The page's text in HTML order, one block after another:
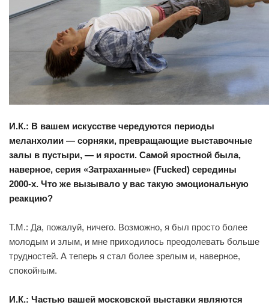
И.К.: В вашем искусстве чередуются периоды
меланхолии — сорняки, превращающие выставочные
залы в пустыри, — и ярости. Самой яростной была,
наверное, серия «Затраханные» (Fucked) середины
2000-х. Что же вызывало у вас такую эмоциональную
реакцию?
Т.М.: Да, пожалуй, ничего. Возможно, я был просто более
молодым и злым, и мне приходилось преодолевать больше
трудностей. А теперь я стал более зрелым и, наверное,
спокойным.
И.К.: Частью вашей московской выставки являются